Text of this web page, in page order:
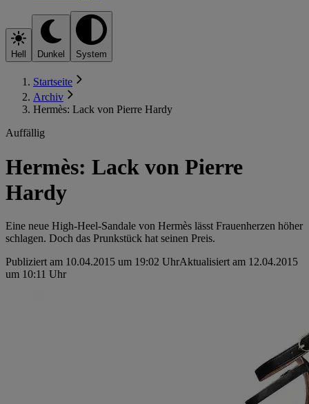
Hell Dunkel System
Startseite
Archiv
Hermès: Lack von Pierre Hardy
Auffällig
Hermès: Lack von Pierre
Hardy
Eine neue High-Heel-Sandale von Hermès lässt Frauenherzen höher
schlagen. Doch das Prunkstück hat seinen Preis.
Publiziert am 10.04.2015 um 19:02 UhrAktualisiert am 12.04.2015
um 10:11 Uhr